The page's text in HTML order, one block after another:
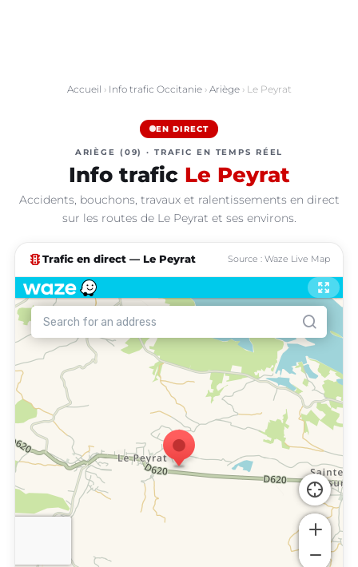
Accueil › Info trafic Occitanie› Ariège› Le Peyrat
EN DIRECT
ARIÈGE (09) · TRAFIC EN TEMPS RÉEL
Info trafic Le Peyrat
Accidents, bouchons, travaux et ralentissements en direct
sur les routes de Le Peyrat et ses environs.
traffic Trafic en direct — Le Peyrat Source : Waze Live Map